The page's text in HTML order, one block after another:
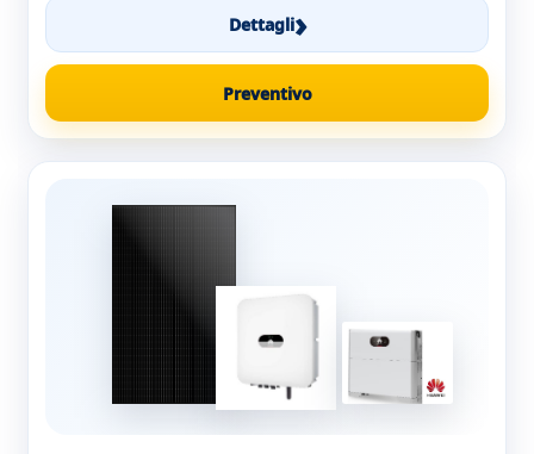
Dettagli›
Preventivo